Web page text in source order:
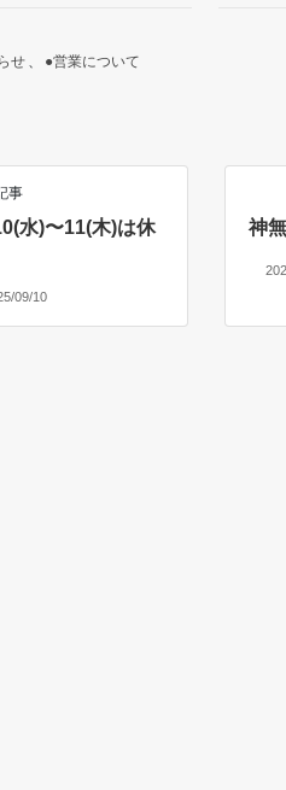
せ 、 ●営業について
事
水)〜11(木)は休
09/10
神